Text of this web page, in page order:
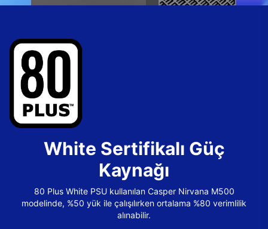
White Sertifikalı Güç
Kaynağı
80 Plus White PSU kullanılan Casper Nirvana M500
modelinde, %50 yük ile çalışılırken ortalama %80 verimlilik
alınabilir.